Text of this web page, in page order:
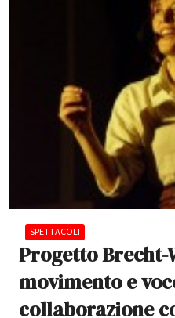
SPETTACOLI
Progetto
movimento e
collaborazione